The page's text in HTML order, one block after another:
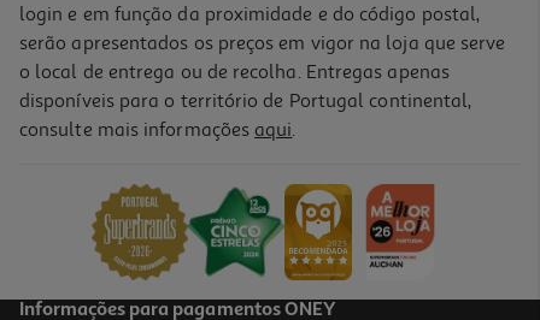
login e em função da proximidade e do código postal,
serão apresentados os preços em vigor na loja que serve
o local de entrega ou de recolha. Entregas apenas
disponíveis para o território de Portugal continental,
consulte mais informações aqui.
Informações para pagamentos ONEY